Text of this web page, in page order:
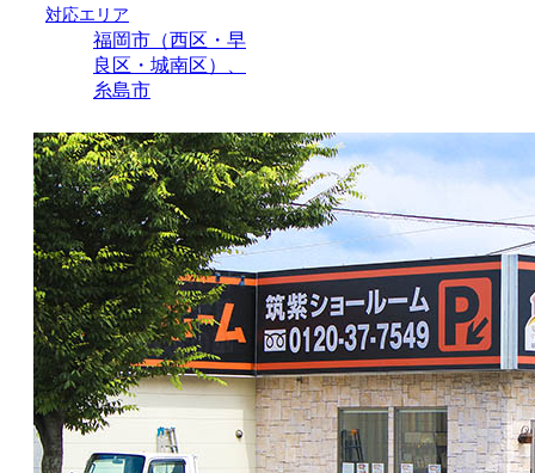
対応エリア
福岡市（西区・早
良区・城南区）、
糸島市